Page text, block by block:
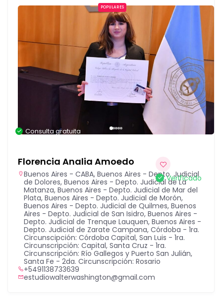
POPULARES
Consulta gratuita
Florencia Analia Amoedo
Buenos Aires - CABA, Buenos Aires - Depto. Judicial
de Dolores, Buenos Aires - Depto. Judicial de La
Matanza, Buenos Aires - Depto. Judicial de Mar del
Plata, Buenos Aires - Depto. Judicial de Morón,
Buenos Aires - Depto. Judicial de Quilmes, Buenos
Aires - Depto. Judicial de San Isidro, Buenos Aires -
Depto. Judicial de Trenque Lauquen, Buenos Aires -
Depto. Judicial de Zarate Campana, Córdoba - 1ra.
Circunscipción: Córdoba Capital, San Luis - 1ra.
Circunscripción: Capital, Santa Cruz - 1ra.
Circunscripción: Río Gallegos y Puerto San Julián,
Santa Fe - 2da. Circunscripción: Rosario
+5491138733639
estudiowalterwashington@gmail.com
Verificado